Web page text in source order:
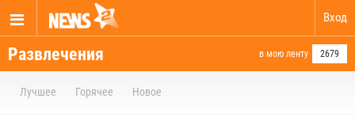
Вход
Развлечения в мою ленту 2679
Лучшее Горячее Новое